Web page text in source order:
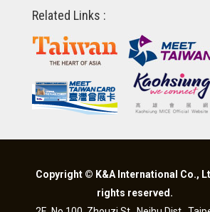
Related Links :
Copyright © K&A International Co.,
rights reserved.